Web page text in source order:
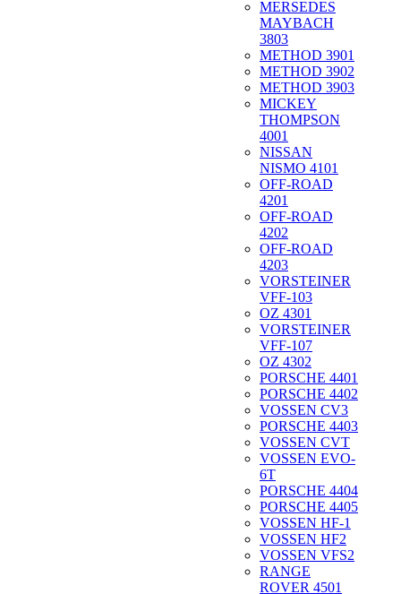
MERSEDES
MAYBACH
3803
METHOD 3901
METHOD 3902
METHOD 3903
MICKEY
THOMPSON
4001
NISSAN
NISMO 4101
OFF-ROAD
4201
OFF-ROAD
4202
OFF-ROAD
4203
VORSTEINER
VFF-103
OZ 4301
VORSTEINER
VFF-107
OZ 4302
PORSCHE 4401
PORSCHE 4402
VOSSEN CV3
PORSCHE 4403
VOSSEN CVT
VOSSEN EVO-
6T
PORSCHE 4404
PORSCHE 4405
VOSSEN HF-1
VOSSEN HF2
VOSSEN VFS2
RANGE
ROVER 4501